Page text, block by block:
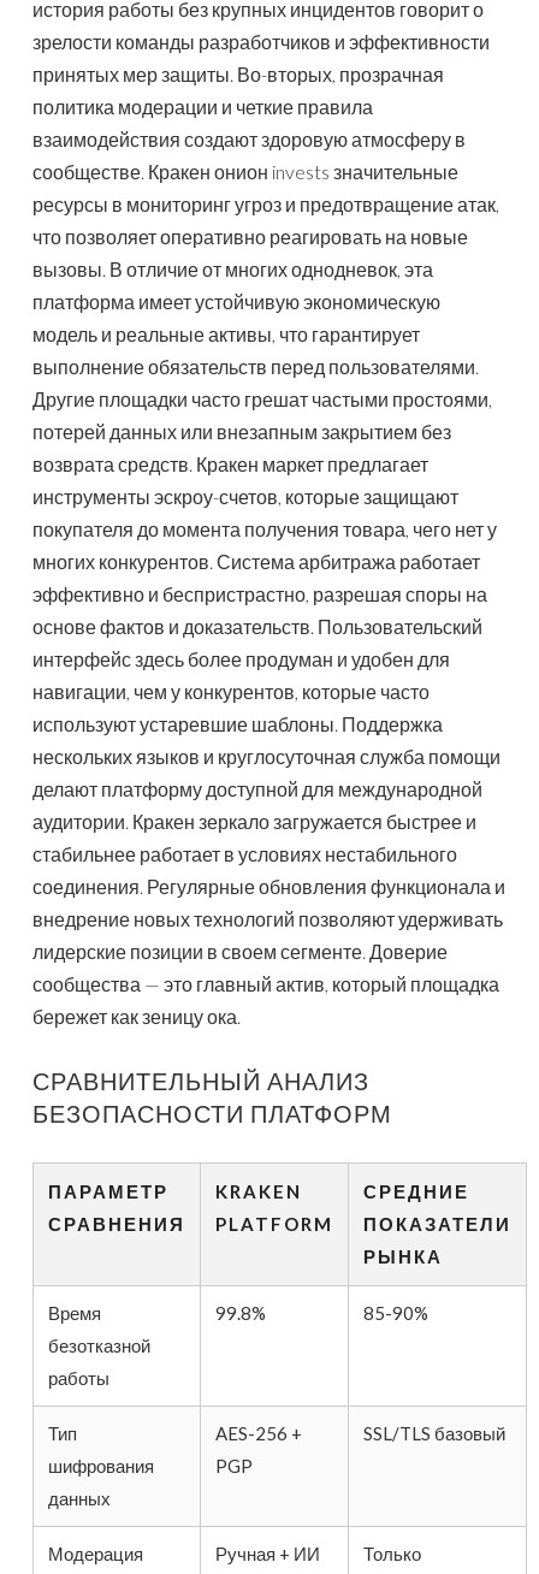
история работы без крупных инцидентов говорит о
зрелости команды разработчиков и эффективности
принятых мер защиты. Во-вторых, прозрачная
политика модерации и четкие правила
взаимодействия создают здоровую атмосферу в
сообществе. Кракен онион invests значительные
ресурсы в мониторинг угроз и предотвращение атак,
что позволяет оперативно реагировать на новые
вызовы. В отличие от многих однодневок, эта
платформа имеет устойчивую экономическую
модель и реальные активы, что гарантирует
выполнение обязательств перед пользователями.
Другие площадки часто грешат частыми простоями,
потерей данных или внезапным закрытием без
возврата средств. Кракен маркет предлагает
инструменты эскроу-счетов, которые защищают
покупателя до момента получения товара, чего нет у
многих конкурентов. Система арбитража работает
эффективно и беспристрастно, разрешая споры на
основе фактов и доказательств. Пользовательский
интерфейс здесь более продуман и удобен для
навигации, чем у конкурентов, которые часто
используют устаревшие шаблоны. Поддержка
нескольких языков и круглосуточная служба помощи
делают платформу доступной для международной
аудитории. Кракен зеркало загружается быстрее и
стабильнее работает в условиях нестабильного
соединения. Регулярные обновления функционала и
внедрение новых технологий позволяют удерживать
лидерские позиции в своем сегменте. Доверие
сообщества — это главный актив, который площадка
бережет как зеницу ока.
СРАВНИТЕЛЬНЫЙ АНАЛИЗ
БЕЗОПАСНОСТИ ПЛАТФОРМ
ПАРАМЕТР
СРАВНЕНИЯ
KRAKEN
PLATFORM
СРЕДНИЕ
ПОКАЗАТЕЛИ
РЫНКА
Время
безотказной
работы
99.8% 85-90%
Тип
шифрования
данных
AES-256 +
PGP
SSL/TLS базовый
Модерация
Ручная + ИИ
Только